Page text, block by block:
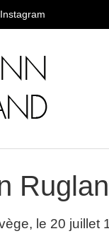
Instagram
le 20 juillet